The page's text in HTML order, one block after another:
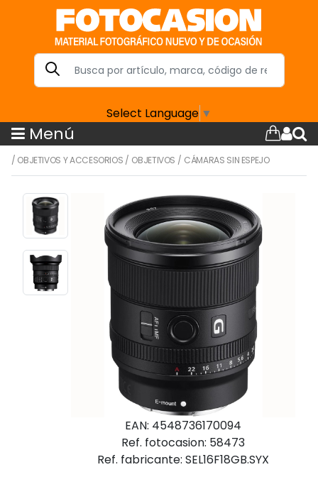
Select Language ▼
Menú
/ OBJETIVOS Y ACCESORIOS / OBJETIVOS / CÁMARAS SIN ESPEJO
EAN: 4548736170094
Ref. fotocasion: 58473
Ref. fabricante: SEL16F18GB.SYX